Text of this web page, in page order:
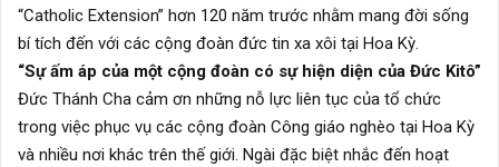
“Catholic Extension” hơn 120 năm trước nhằm mang đời sống
bí tích đến với các cộng đoàn đức tin xa xôi tại Hoa Kỳ.
“Sự ấm áp của một cộng đoàn có sự hiện diện của Đức Kitô”
Đức Thánh Cha cảm ơn những nỗ lực liên tục của tổ chức
trong việc phục vụ các cộng đoàn Công giáo nghèo tại Hoa Kỳ
và nhiều nơi khác trên thế giới. Ngài đặc biệt nhắc đến hoạt